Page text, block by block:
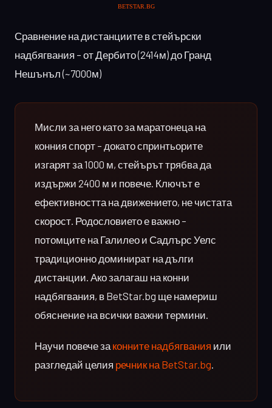
Сравнение на дистанциите в стейърски
надбягвания – от Дербито (2414м) до Гранд
Нешънъл (~7000м)
Мисли за него като за маратонеца на
конния спорт – докато спринтьорите
изгарят за 1000 м, стейърът трябва да
издържи 2400 м и повече. Ключът е
ефективността на движението, не чистата
скорост. Родословието е важно –
потомците на Галилео и Садлърс Уелс
традиционно доминират на дълги
дистанции. Ако залагаш на конни
надбягвания, в BetStar.bg ще намериш
обяснение на всички важни термини.
Научи повече за конните надбягвания или
разгледай целия речник на BetStar.bg.